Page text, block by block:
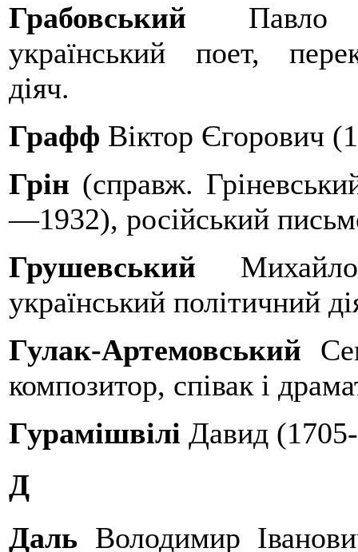
Грабовський Павло
український поет,
діяч.
Графф Віктор Єгорович
Грін (справж.
—1932), російський
Грушевський
український політичний
Гулак-Артемовський
композитор, співак і
Гурамішвілі Давид
Д
Даль Володимир